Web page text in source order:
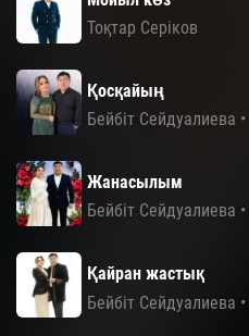
Тоқтар Серіков
Қосқайың
Бейбіт Сейдуалиева •
Жанасылым
Бейбіт Сейдуалиева •
Қайран жастық
Бейбіт Сейдуалиева •